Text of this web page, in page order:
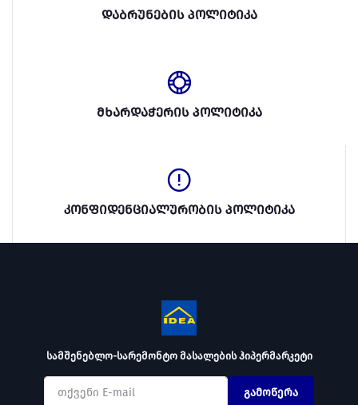
დაბრუნების პოლიტიკა
მხარდაჭერის პოლიტიკა
კონფიდენციალურობის პოლიტიკა
სამშენებლო-სარემონტო მასალების ჰიპერმარკეტი
გამოწერა